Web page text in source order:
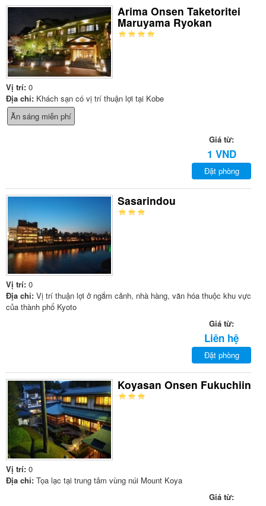
Arima Onsen Taketoritei
Maruyama Ryokan
Vị trí: 0
Địa chỉ: Khách sạn có vị trí thuận lợi tại Kobe
Ăn sáng miễn phí
Giá từ:
1 VND
Đặt phòng
Sasarindou
Vị trí: 0
Địa chỉ: Vị trí thuận lợi ở ngắm cảnh, nhà hàng, văn hóa thuộc khu vực
của thành phố Kyoto
Giá từ:
Liên hệ
Đặt phòng
Koyasan Onsen Fukuchiin
Vị trí: 0
Địa chỉ: Tọa lạc tại trung tâm vùng núi Mount Koya
Giá từ: